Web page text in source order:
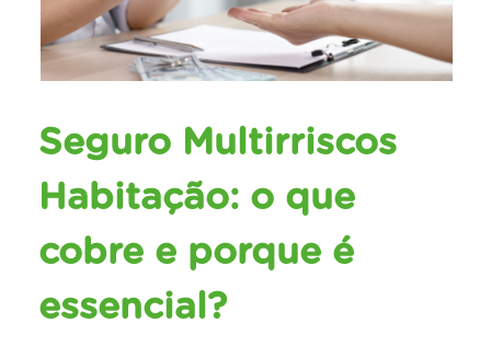
Seguro Multirriscos
Habitação: o que
cobre e porque é
essencial?